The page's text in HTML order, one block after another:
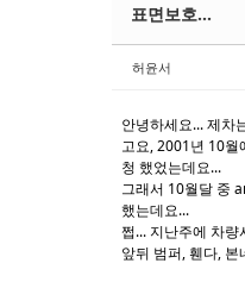
표면보호...
허윤서
안녕하세요... 제차
고요, 2001년 10월
청 했었는데요...
그래서 10월달 중
했는데요...
쩝... 지난주에 차량
앞뒤 범퍼, 휀다,